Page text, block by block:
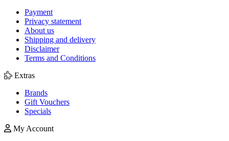
Payment
Privacy statement
About us
Shipping and delivery
Disclaimer
Terms and Conditions
Extras
Brands
Gift Vouchers
Specials
My Account